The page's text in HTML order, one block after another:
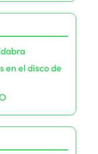
en el disco de